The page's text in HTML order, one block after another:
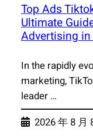
Top Ads
Ultimate
Advertising
In the rapidly
marketing,
leader …
2026 年 8 月